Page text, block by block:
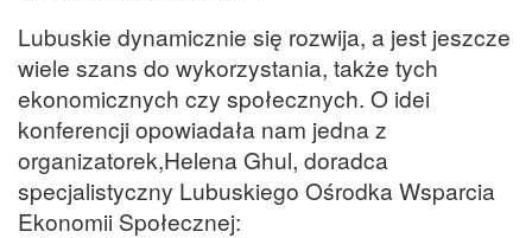
Lubuskie dynamicznie się rozwija, a jest jeszcze
wiele szans do wykorzystania, także tych
ekonomicznych czy społecznych. O idei
konferencji opowiadała nam jedna z
organizatorek,Helena Ghul, doradca
specjalistyczny Lubuskiego Ośrodka Wsparcia
Ekonomii Społecznej: